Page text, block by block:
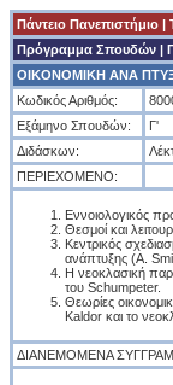
Πάντειο Πανεπιστήμιο |
Πρόγραμμα Σπουδών |
OIKONOMIKH ANA
Κωδικός Αριθμός:
Εξάμηνο Σπουδών:
Γ'
Διδάσκων:
ΠΕΡΙΕΧΟΜΕΝΟ:
Εννοιολογικός
Θεσμοί και
Κεντρικός
ανάπτυξης (A.
Η νεοκλασική
του Schumpeter.
Θεωρίες
Kaldor και το
ΔΙΑΝΕΜΟΜΕΝΑ